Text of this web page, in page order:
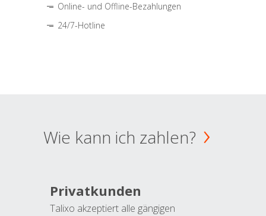
Online- und Offline-Bezahlungen
24/7-Hotline
Wie kann ich zahlen?
Privatkunden
Talixo akzeptiert alle gängigen